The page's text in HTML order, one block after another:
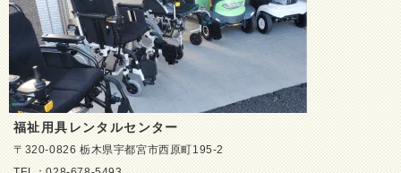
福祉用具レンタルセンター
〒320-0826 栃木県宇都宮市西原町195-2